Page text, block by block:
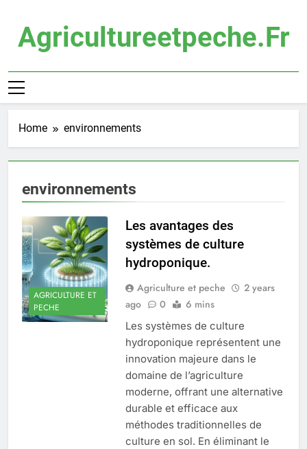
contentAgricultureetpeche.fr
Home environnements
environnements
AGRICULTURE ET
PECHE
Les avantages des
systèmes de culture
hydroponique.
Agriculture et peche
2 years
ago
0 6 mins
Les systèmes de culture
hydroponique représentent une
innovation majeure dans le
domaine de l’agriculture
moderne, offrant une alternative
durable et efficace aux
méthodes traditionnelles de
culture en sol. En éliminant le